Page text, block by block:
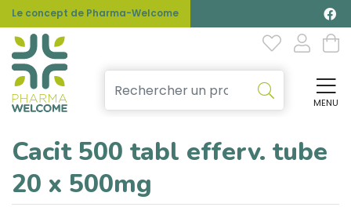
Le concept de Pharma-Welcome
MENU
Cacit 500 tabl efferv. tube
20 x 500mg